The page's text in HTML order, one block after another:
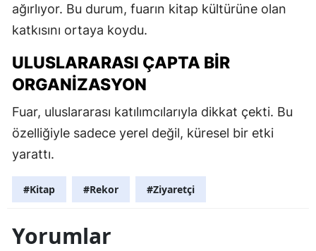
ağırlıyor. Bu durum, fuarın kitap kültürüne olan
katkısını ortaya koydu.
ULUSLARARASI ÇAPTA BIR
ORGANIZASYON
Fuar, uluslararası katılımcılarıyla dikkat çekti. Bu
özelliğiyle sadece yerel değil, küresel bir etki
yarattı.
#Kitap #Rekor #Ziyaretçi
Yorumlar